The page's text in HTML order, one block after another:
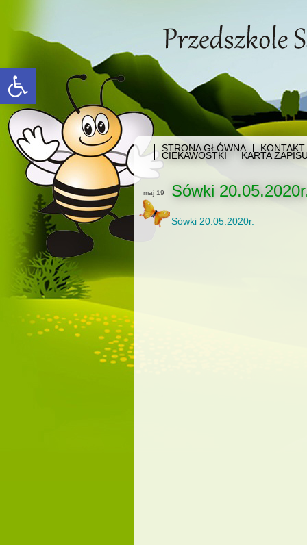
Open toolbar
STRONA GŁÓWNA
CIEKAWOSTKI KARTA
maj 19 Sówki
Sówki 20.05.2020r.